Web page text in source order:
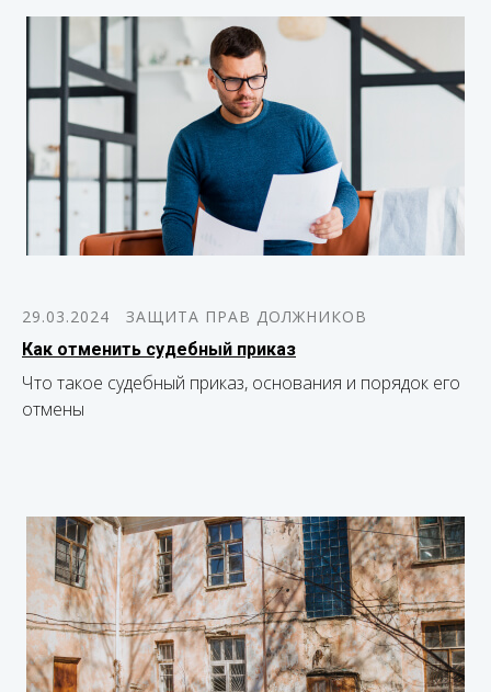
29.03.2024
ЗАЩИТА ПРАВ ДОЛЖНИКОВ
Как отменить судебный приказ
Что такое судебный приказ, основания и порядок его
отмены